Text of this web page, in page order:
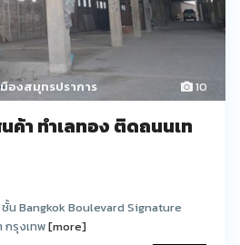
10
มืองสมุทรปราการ
ค้า ทำเลทอง ติดถนนเท
น Bangkok Boulevard Signature
รุงเทพ[more]